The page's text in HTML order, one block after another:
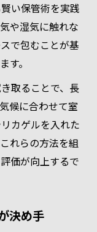
い保管術を実践
や湿気に触れな
で包むことが基
す。
取ることで、長
候に合わせて室
カゲルを入れた
れらの方法を組
価が向上するで
決め手